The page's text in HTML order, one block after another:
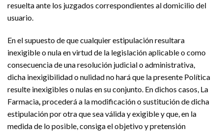
resuelta ante los juzgados correspondientes al domicilio del
usuario.
En el supuesto de que cualquier estipulación resultara
inexigible o nula en virtud de la legislación aplicable o como
consecuencia de una resolución judicial o administrativa,
dicha inexigibilidad o nulidad no hará que la presente Política
resulte inexigibles o nulas en su conjunto. En dichos casos, La
Farmacia, procederá a la modificación o sustitución de dicha
estipulación por otra que sea válida y exigible y que, en la
medida de lo posible, consiga el objetivo y pretensión